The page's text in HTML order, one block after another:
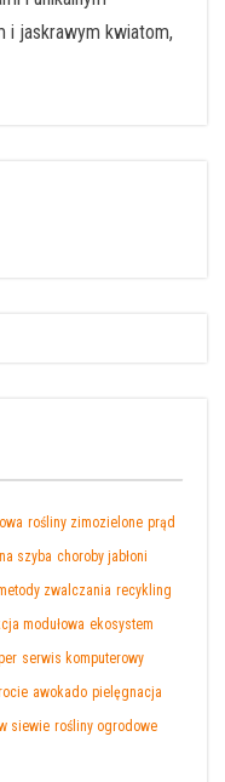
i jaskrawym kwiatom,
rośliny zimozielone prąd
szyba choroby jabłoni
zwalczania recykling
modułowa ekosystem
serwis komputerowy
awokado pielęgnacja
siewie rośliny ogrodowe